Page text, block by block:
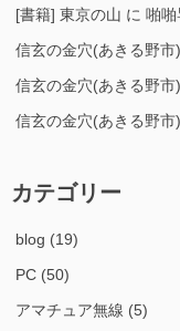
[書籍] 東京の山 に 啪啪
信玄の金穴(あきる野市
信玄の金穴(あきる野市
信玄の金穴(あきる野市
カテゴリー
blog (19)
PC (50)
アマチュア無線 (5)